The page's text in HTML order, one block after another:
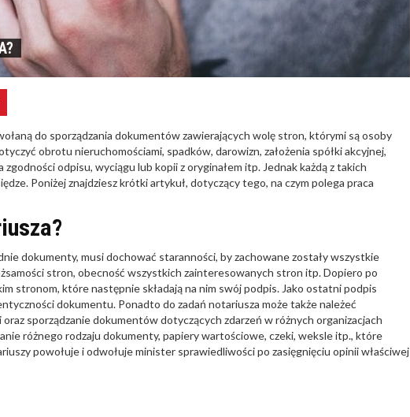
do sporządzania dokumentów zawierających wolę stron, którymi są osoby
obrotu nieruchomościami, spadków, darowizn, założenia spółki akcyjnej,
odpisu, wyciągu lub kopii z oryginałem itp. Jednak każdą z takich
Poniżej znajdziesz krótki artykuł, dotyczący tego, na czym polega praca
dokumenty, musi dochować staranności, by zachowane zostały wszystkie
stron, obecność wszystkich zainteresowanych stron itp. Dopiero po
stronom, które następnie składają na nim swój podpis. Jako ostatni podpis
dokumentu. Ponadto do zadań notariusza może także należeć
sporządzanie dokumentów dotyczących zdarzeń w różnych organizacjach
różnego rodzaju dokumenty, papiery wartościowe, czeki, weksle itp., które
powołuje i odwołuje minister sprawiedliwości po zasięgnięciu opinii właściwej